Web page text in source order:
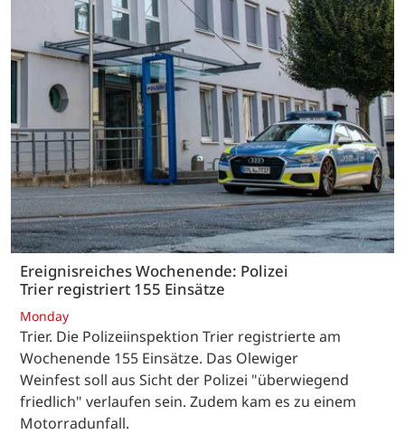
Ereignisreiches Wochenende: Polizei
Trier registriert 155 Einsätze
Monday
Trier. Die Polizeiinspektion Trier registrierte am
Wochenende 155 Einsätze. Das Olewiger
Weinfest soll aus Sicht der Polizei "überwiegend
friedlich" verlaufen sein. Zudem kam es zu einem
Motorradunfall.